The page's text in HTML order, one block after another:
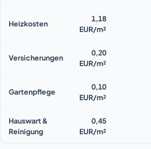
Heizkosten
1,18
EUR/m²
Versicherungen
0,20
EUR/m²
Gartenpflege
0,10
EUR/m²
Hauswart &
Reinigung
0,45
EUR/m²